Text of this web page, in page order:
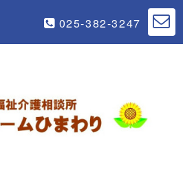
025-382-3247